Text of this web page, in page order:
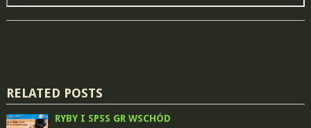
RELATED POSTS
RYBY I SPSS GR WSCHÓD